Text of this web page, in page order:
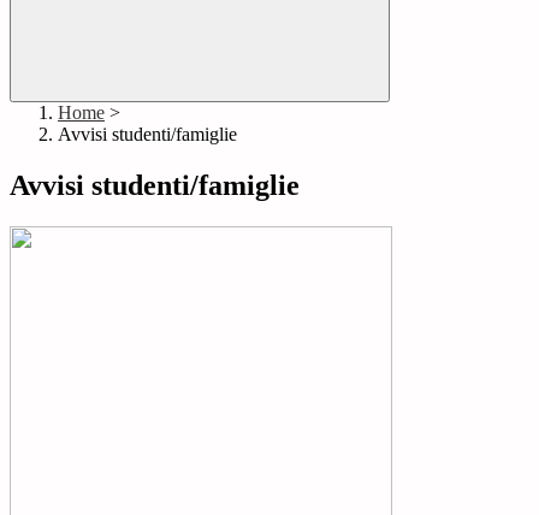
Home >
Avvisi studenti/famiglie
Avvisi studenti/famiglie